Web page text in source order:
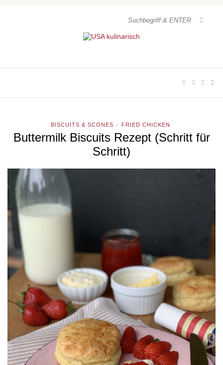
BISCUITS & SCONES / FRIED CHICKEN
Buttermilk Biscuits Rezept (Schritt für
Schritt)